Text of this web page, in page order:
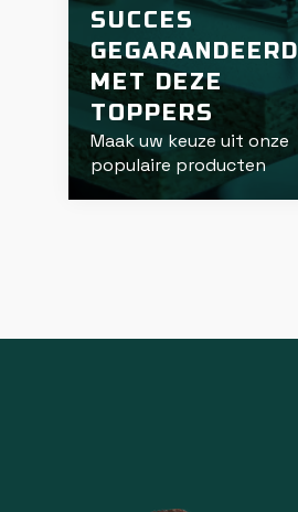
SUCCES
GEGARANDEERD
MET DEZE
TOPPERS
Maak uw keuze uit onze
populaire producten